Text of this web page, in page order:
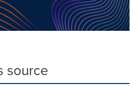
source